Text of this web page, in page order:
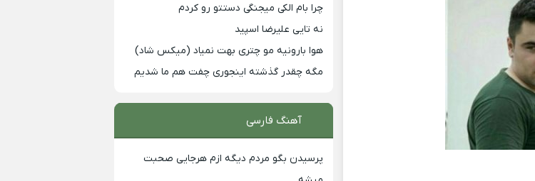
چرا بام الکی میجنگی دستتو رو کردم
نه تایی علیرضا اسپید
هوا بارونیه مو چتری بهت نمیاد (میکس شاد)
مگه چقدر گذشته اینجوری چفت هم ما شدیم
آهنگ فارسی
پرسیدن بگو مردم دیگه ازم هرجایی صحبت